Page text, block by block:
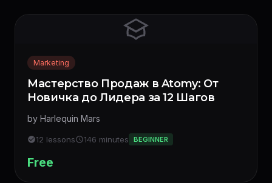
Marketing
Мастерство Продаж в Atomy: От
Новичка до Лидера за 12 Шагов
by Harlequin Mars
12 lessons 146 minutes BEGINNER
Free